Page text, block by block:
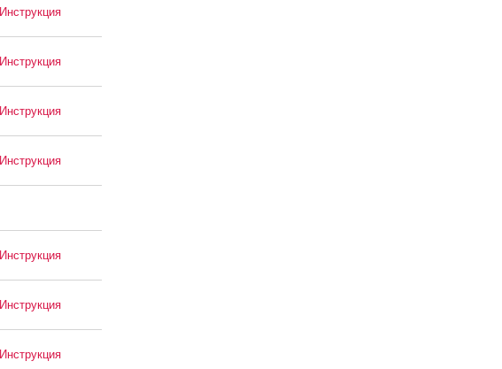
Инструкция
Инструкция
Инструкция
Инструкция
Инструкция
Инструкция
Инструкция